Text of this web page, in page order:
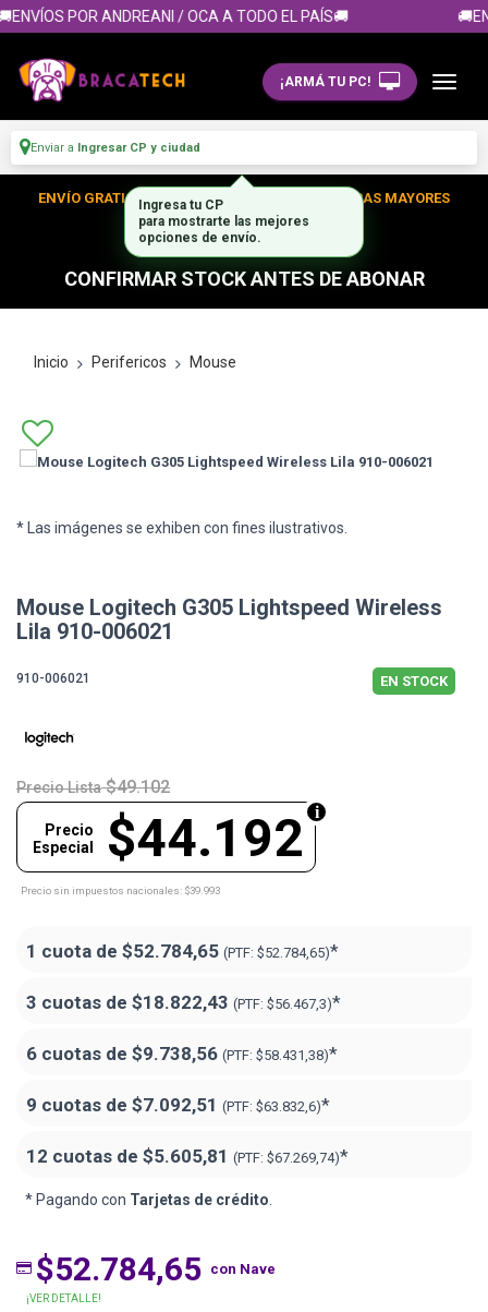
POR ANDREANI / OCA A TODO EL PAÍS🚚
¡ARMÁ TU PC!
Enviar a Ingresar CP y ciudad
ENVÍO GRATIS DENTRO DE CABA EN TUS COMPRAS MAYORES
A $300.000
CONFIRMAR STOCK ANTES DE ABONAR
Inicio Perifericos Mouse
* Las imágenes se exhiben con fines ilustrativos.
Mouse Logitech G305 Lightspeed Wireless
Lila 910-006021
910-006021 EN STOCK
Precio Lista $49.102
$44.192
Precio
Especial
Precio sin impuestos nacionales: $39.993
1 cuota de $52.784,65 (PTF: $52.784,65)*
3 cuotas de $18.822,43 (PTF: $56.467,3)*
6 cuotas de $9.738,56 (PTF: $58.431,38)*
9 cuotas de $7.092,51 (PTF: $63.832,6)*
12 cuotas de $5.605,81 (PTF: $67.269,74)*
* Pagando con Tarjetas de crédito
$52.784,65 con Nave
¡VER DETALLE!
Ingresa tu CP
para mostrarte las mejores
opciones de envío.